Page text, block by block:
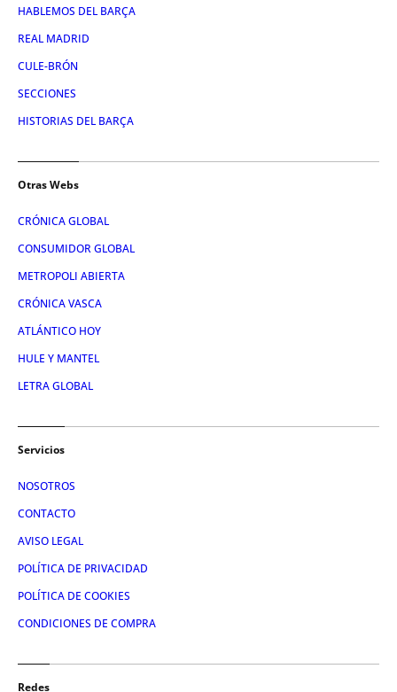
HABLEMOS DEL BARÇA
REAL MADRID
CULE-BRÓN
SECCIONES
HISTORIAS DEL BARÇA
Otras Webs
CRÓNICA GLOBAL
CONSUMIDOR GLOBAL
METROPOLI ABIERTA
CRÓNICA VASCA
ATLÁNTICO HOY
HULE Y MANTEL
LETRA GLOBAL
Servicios
NOSOTROS
CONTACTO
AVISO LEGAL
POLÍTICA DE PRIVACIDAD
POLÍTICA DE COOKIES
CONDICIONES DE COMPRA
Redes